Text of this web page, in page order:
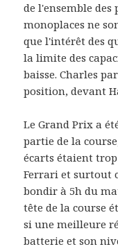
de l'ensemble des
monoplaces ne
que l'intérêt des
la limite des
baisse. Charles
position, devant
Le Grand Prix a
partie de la
écarts étaient
Ferrari et surtout
bondir à 5h du
tête de la course
si une meilleure
batterie et son